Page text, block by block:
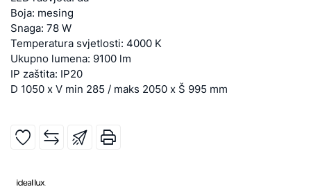
Boja: mesing
Snaga: 78 W
Temperatura svjetlosti: 4000 K
Ukupno lumena: 9100 lm
IP zaštita: IP20
D 1050 x V min 285 / maks 2050 x Š 995 mm